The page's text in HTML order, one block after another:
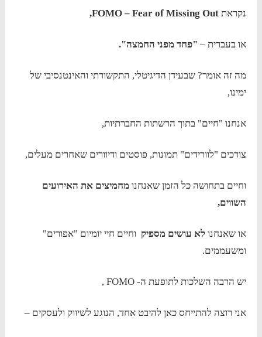
נקראת FOMO– Fear of Missing Out
,
או בעברית – "פחד מפני החמצה".
מה זה אומר? שבעידן הדיגיטלי, התקשורתי והאינטנסיבי של
ימינו,
אנחנו "חיים" בתוך הרשתות החברתיות,
צורכים "לוורידים" תמונות, פוסטים ודיוורים שאחרים מעלים,
וחיים בתחושה כל הזמן שאנחנומחמיצים את האירועים
השווים,
או שאנחנו לא עושים מספיק וחיים חיי יומיום "אפורים"
ומשעממים.
יש הרבה השלכות לתופעת ה- FOMO ,
אני רוצה להתייחס כאן להיבט אחד, הנוגע לשיווק ולעסקים –